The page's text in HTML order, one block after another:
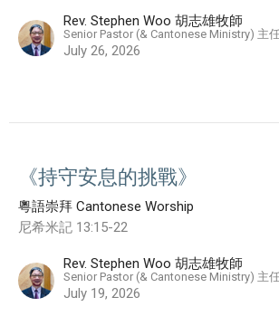
Rev. Stephen Woo 胡志雄牧師
Senior Pastor (& Cantonese Ministry) 主
July 26, 2026
《持守安息的挑戰》
粵語崇拜 Cantonese Worship
尼希米記 13:15-22
Rev. Stephen Woo 胡志雄牧師
Senior Pastor (& Cantonese Ministry) 主
July 19, 2026